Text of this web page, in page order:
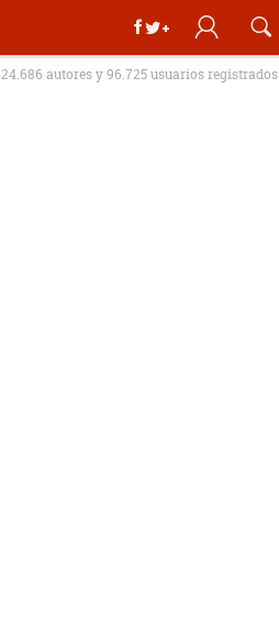
24.686 autores y 96.725 usuarios registrados